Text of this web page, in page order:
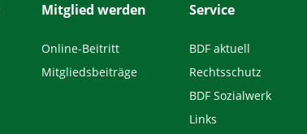
Mitglied werden
Online-Beitritt
Mitgliedsbeiträge
Service
BDF aktuell
Rechtsschutz
BDF Sozialwerk
Links